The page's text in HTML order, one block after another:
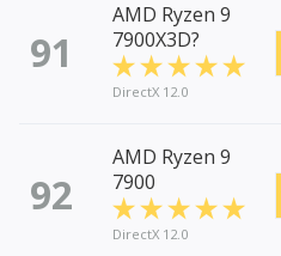
91
AMD Ryzen 9
7900X3D?
DirectX 12.0
92
AMD Ryzen 9
7900
DirectX 12.0